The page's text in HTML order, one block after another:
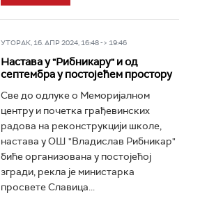
УТОРАК, 16. АПР 2024, 16:48 -> 19:46
Настава у "Рибникару" и од
септембра у постојећем простору
Све до одлуке о Меморијалном
центру и почетка грађевинских
радова на реконструкцији школе,
настава у ОШ "Владислав Рибникар"
биће организована у постојећој
згради, рекла је министарка
просвете Славица...